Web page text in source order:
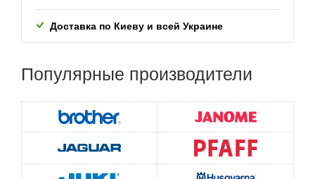
Доставка по Киеву и всей Украине
Популярные производители